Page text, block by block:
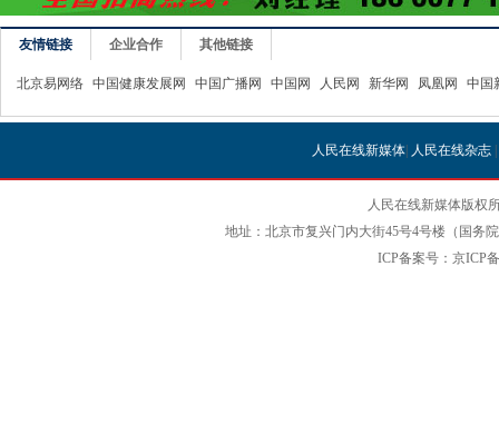
友情链接 企业合作 其他链接
北京易网络 中国健康发展网 中国广播网 中国网 人民网 新华网 凤凰网 中国
人民在线新媒体| 人民在线杂志|
人民在线新媒体版权
地址：北京市复兴门内大街45号4号楼（国务
ICP备案号：京ICP